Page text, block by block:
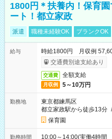
1800円＊扶養内！保育
ート！都立家政
派遣 職種未経験OK ブランクOK
給与
時給1800円 月収例
交通費別途支給あり
交通費 全額支給
月収例 5～10万円
勤務地
東京都練馬区
都立家政駅から徒歩13分
保育園
勤務時間 10:00～14:00(実働4時間